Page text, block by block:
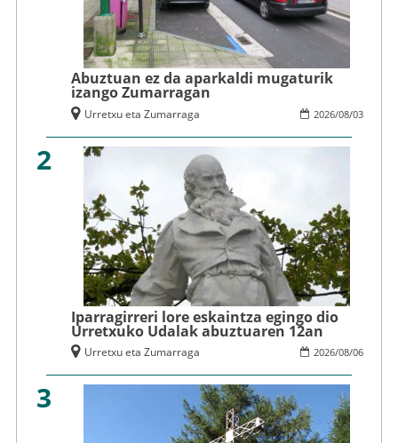
Abuztuan ez da aparkaldi mugaturik
izango Zumarragan
2026/08/03
Urretxu eta Zumarraga
2
Iparragirreri lore eskaintza egingo dio
Urretxuko Udalak abuztuaren 12an
2026/08/06
Urretxu eta Zumarraga
3